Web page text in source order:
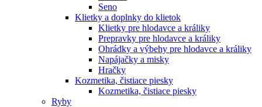
Seno
Klietky a doplnky do klietok
Klietky pre hlodavce a králiky
Prepravky pre hlodavce a králiky
Ohrádky a výbehy pre hlodavce a králiky
Napájačky a misky
Hračky
Kozmetika, čistiace piesky
Kozmetika, čistiace piesky
Ryby